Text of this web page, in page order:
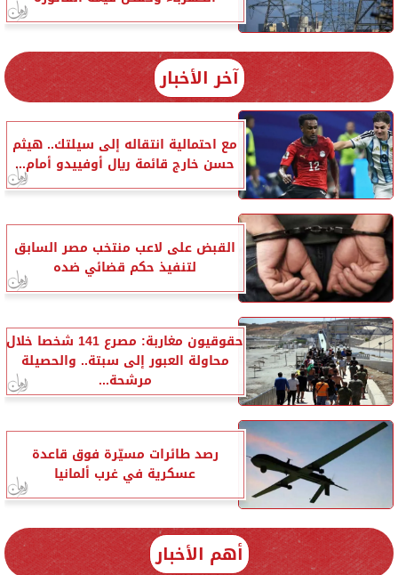
آخر الأخبار
مع احتمالية انتقاله إلى سيلتك.. هيثم
حسن خارج قائمة ريال أوفييدو أمام...
القبض على لاعب منتخب مصر السابق
لتنفيذ حكم قضائي ضده
حقوقيون مغاربة: مصرع 141 شخصا خلال
محاولة العبور إلى سبتة.. والحصيلة
مرشحة...
رصد طائرات مسيّرة فوق قاعدة
عسكرية في غرب ألمانيا
أهم الأخبار